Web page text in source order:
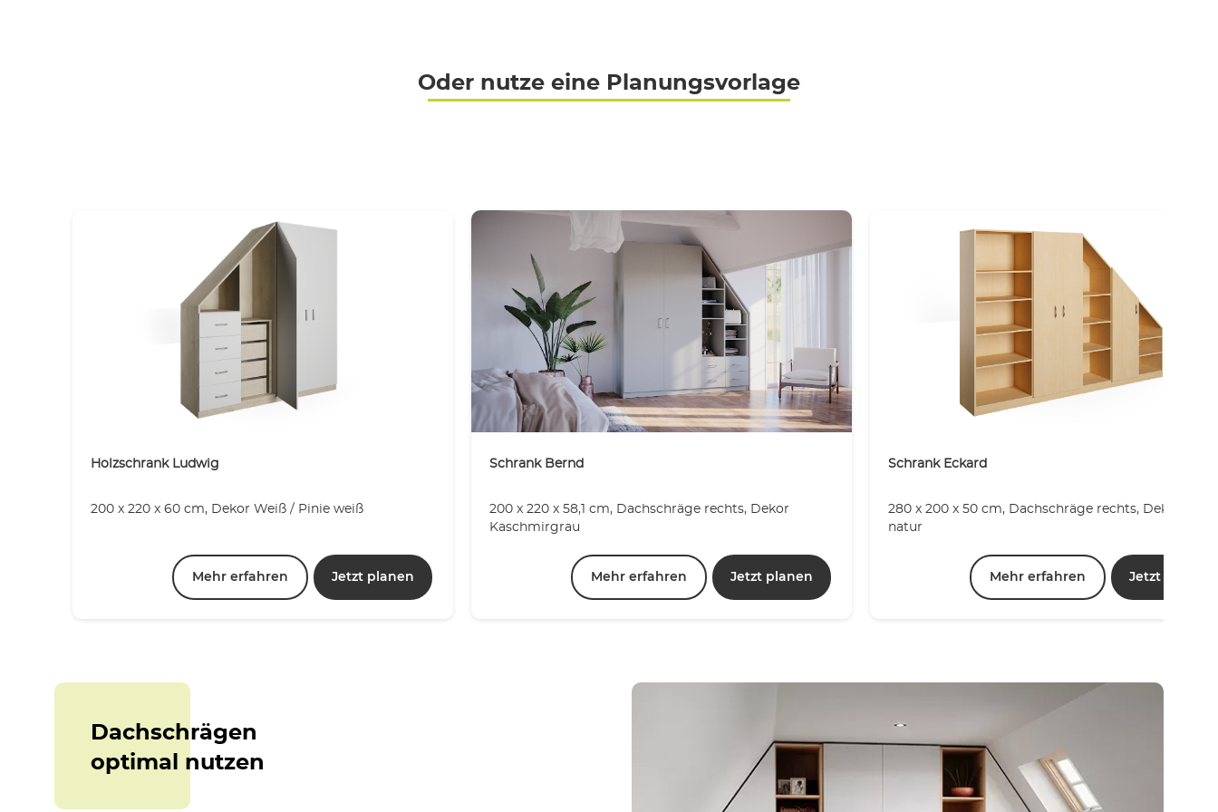
Oder nutze eine Planungsvorlage
Holzschrank Ludwig
200 x 220 x 60 cm, Dekor Weiß / Pinie weiß
Mehr erfahren Jetzt planen
Schrank Bernd
200 x 220 x 58,1 cm, Dachschräge rechts, Dekor
Kaschmirgrau
Mehr erfahren Jetzt planen
Schrank Eckard
280 x 200 x 50 cm, Dachschräge rechts, Dekor
natur
Mehr erfahren Jetzt planen
Dachschrägen
optimal nutzen